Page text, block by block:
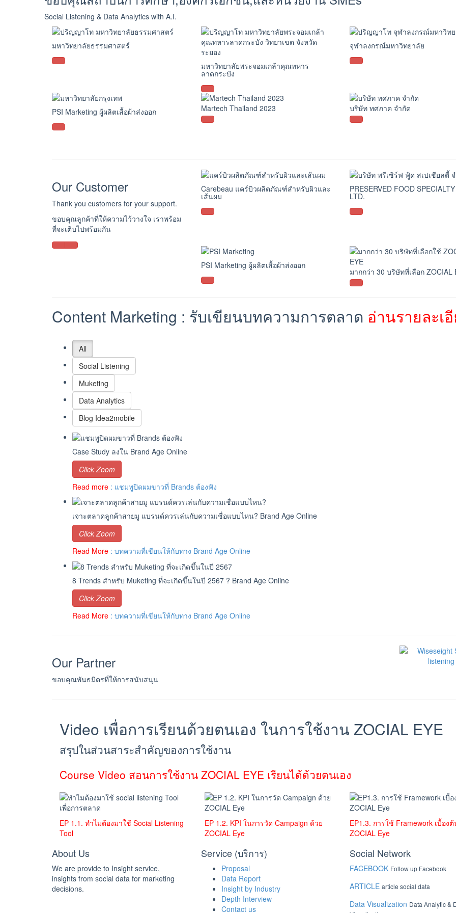
Social Listening & Data Analytics with A.I.
มหาวิทยาลัยธรรมศาสตร์
มหาวิทยาลัยพระจอมเกล้าคุณทหาร
ลาดกระบัง
จุฬาลงกรณ์มหาวิทยาลัย
PSI Marketing ผู้ผลิตเสื้อผ้าส่งออก Martech Thailand 2023
บริษัท ทศภาค จำกัด
Our Customer
Thank you customers for your support.
ขอบคุณลูกค้าที่ให้ความไว้วางใจ เราพร้อม
ที่จะเติบไปพร้อมกัน
Carebeau แคร์บิวผลิตภัณฑ์สำหรับผิวและ
เส้นผม
PRESERVED FOOD
LTD.
PSI Marketing ผู้ผลิตเสื้อผ้าส่งออก
มากกว่า 30 บริษัทที่เลือก ZOCIAL
Content Marketing : รับเขียนบทความการตลาด อ่านรายละเ
All
Social Listening
Muketing
Data Analytics
Blog Idea2mobile
Case Study ลงใน Brand Age Online
Click Zoom
Read more : แชมพูปิดผมขาวที่ Brands ต้องฟัง
เจาะตลาดลูกค้าสายมู แบรนด์ควรเล่นกับความเชื่อแบบไหน? Brand Age Online
Click Zoom
Read More : บทความที่เขียนให้กับทาง Brand Age Online
8 Trends สำหรับ Muketing ที่จะเกิดขึ้นในปี 2567 ? Brand Age Online
Click Zoom
Read More : บทความที่เขียนให้กับทาง Brand Age Online
Our Partner
ขอบคุณพันธมิตรที่ให้การสนับสนุน
Video เพื่อการเรียนด้วยตนเอง ในการใช้งาน ZOCIAL EYE
สรุปในส่วนสาระสำคัญของการใช้งาน
Course Video สอนการใช้งาน ZOCIAL EYE เรียนได้ด้วยตนเอง
EP 1.1. ทำไมต้องมาใช้ Social Listening
Tool
EP 1.2. KPI ในการวัด Campaign ด้วย
ZOCIAL Eye
EP1.3. การใช้ Framework เบื้อง
ZOCIAL Eye
About Us
We are provide to Insight service,
insights from social data for marketing
decisions.
Service (บริการ)
Proposal
Data Report
Insight by Industry
Depth Interview
Contact us
Social Network
FACEBOOK Follow up Facebook
ARTICLE article social data
Data Visualization Data Analytic &